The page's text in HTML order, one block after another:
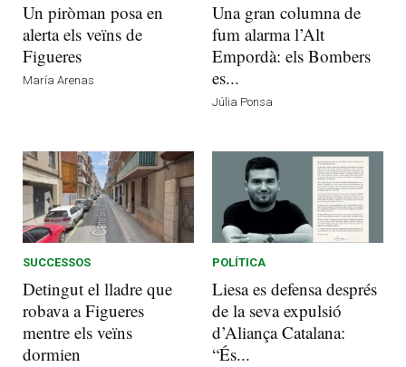
Un piròman posa en
alerta els veïns de
Figueres
María Arenas
Una gran columna de
fum alarma l’Alt
Empordà: els Bombers
es...
Júlia Ponsa
SUCCESSOS
Detingut el lladre que
robava a Figueres
mentre els veïns
dormien
POLÍTICA
Liesa es defensa després
de la seva expulsió
d’Aliança Catalana:
“És...